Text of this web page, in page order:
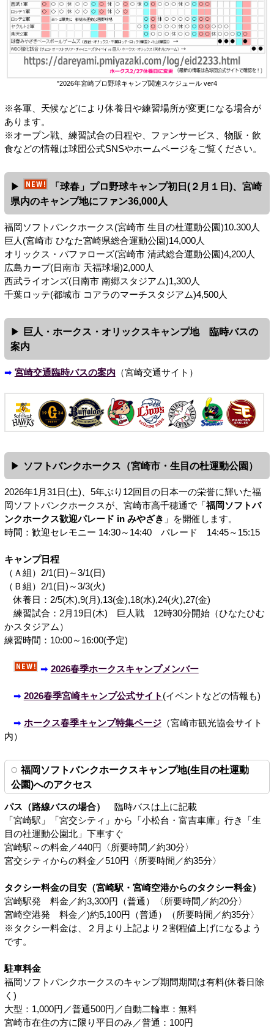
"2026年宮崎プロ野球キャンプ関連スケジュール ver4
※各軍、天候などにより休養日や練習場所が変更になる場合が
あります。
※オープン戦、練習試合の日程や、ファンサービス、物販・飲
食などの情報は球団公式SNSやホームページをご覧ください。
「球春」プロ野球キャンプ初日(２月１日)、宮崎
県内のキャンプ地にファン36,000人
福岡ソフトバンクホークス(宮崎市 生目の杜運動公園)10.300人
巨人(宮崎市 ひなた宮崎県総合運動公園)14,000人
オリックス・バファローズ(宮崎市 清武総合運動公園)4,200人
広島カープ(日南市 天福球場)2,000人
西武ライオンズ(日南市 南郷スタジアム)1,300人
千葉ロッテ(都城市 コアラのマーチスタジアム)4,500人
巨人・ホークス・オリックスキャンプ地 臨時バスの
案内
➡ 宮崎交通臨時バスの案内 （宮崎交通サイト）
ソフトバンクホークス（宮崎市・生目の杜運動公園）
2026年1月31日(土)、5年ぶり12回目の日本一の栄誉に輝いた福
岡ソフトバンクホークスが、宮崎市高千穂通で「 福岡ソフトバ
ンクホークス歓迎パレード in みやざき 」を開催します。
時間：歓迎セレモニー 14:30～14:40 パレード 14:45～15:15
キャンプ日程
（Ａ組）2/1(日)～3/1(日)
（Ｂ組）2/1(日)～3/3(火)
休養日：2/5(木),9(月),13(金),18(水),24(火),27(金)
練習試合：2月19日(木) 巨人戦 12時30分開始（ひなたひむ
かスタジアム）
練習時間：10:00～16:00(予定)
➡ 2026春季ホークスキャンプメンバー
➡ 2026春季宮崎キャンプ公式サイト (イベントなどの情報も)
➡ ホークス春季キャンプ特集ページ（宮崎市観光協会サイト
内）
福岡ソフトバンクホークスキャンプ地(生目の杜運動
公園)へのアクセス
パス（路線バスの場合）
臨時バスは上に記載
「宮崎駅」「宮交シティ」から「小松台・富吉車庫」行き「生
目の社運動公園北」下車すぐ
宮崎駅～の料金／440円〈所要時間／約30分〉
宮交シティからの料金／510円〈所要時間／約35分〉
タクシー料金の目安（宮崎駅・宮崎空港からのタクシー料金）
宮崎駅発 料金／約3,300円（普通）〈所要時間／約20分〉
宮崎空港発 料金／)約5,100円（普通）（所要時間／約35分〉
※タクシー料金は、２月より上記より２割程値上げになるよう
です。
駐車料金
福岡ソフトバンクホークスのキャンプ期間期間は有料(休養日除
く)
大型：1,000円／普通500円／自動二輪車：無料
宮崎市在住の方に限り平日のみ／普通：100円